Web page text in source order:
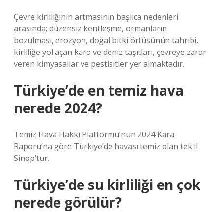
Çevre kirliliğinin artmasının başlıca nedenleri
arasında; düzensiz kentleşme, ormanların
bozulması, erozyon, doğal bitki örtüsünün tahribi,
kirliliğe yol açan kara ve deniz taşıtları, çevreye zarar
veren kimyasallar ve pestisitler yer almaktadır.
Türkiye’de en temiz hava
nerede 2024?
Temiz Hava Hakkı Platformu’nun 2024 Kara
Raporu’na göre Türkiye’de havası temiz olan tek il
Sinop’tur.
Türkiye’de su kirliliği en çok
nerede görülür?